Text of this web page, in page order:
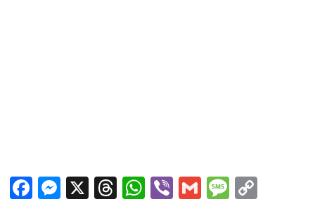
Facebook
Messenger
X Threads
WhatsApp
ViberGmail